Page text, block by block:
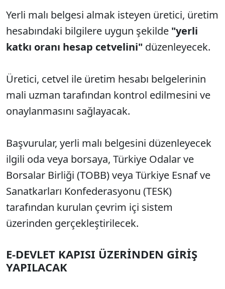
Yerli malı belgesi almak isteyen üretici, üretim
hesabındaki bilgilere uygun şekilde "yerli
katkı oranı hesap cetvelini" düzenleyecek.
Üretici, cetvel ile üretim hesabı belgelerinin
mali uzman tarafından kontrol edilmesini ve
onaylanmasını sağlayacak.
Başvurular, yerli malı belgesini düzenleyecek
ilgili oda veya borsaya, Türkiye Odalar ve
Borsalar Birliği (TOBB) veya Türkiye Esnaf ve
Sanatkarları Konfederasyonu (TESK)
tarafından kurulan çevrim içi sistem
üzerinden gerçekleştirilecek.
E-DEVLET KAPISI ÜZERİNDEN GİRİŞ
YAPILACAK